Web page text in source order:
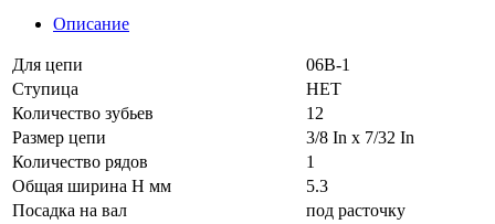
Описание
Для цепи
06B-1
Ступица
НЕТ
Количество зубьев
12
Размер цепи
3/8 In x 7/32 In
Количество рядов
1
Общая ширина H мм
5.3
Посадка на вал
под расточку